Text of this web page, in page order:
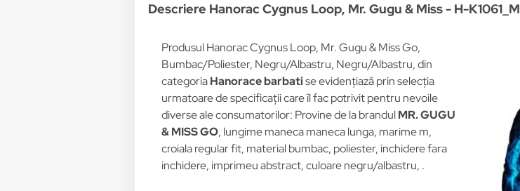
Descriere Hanorac Cygnus Loop, Mr. Gugu & Miss - H-K1061_M
Produsul Hanorac Cygnus Loop, Mr. Gugu & Miss Go,
Bumbac/Poliester, Negru/Albastru, Negru/Albastru, din
categoriaHanorace barbatise evidențiază prin selecția
urmatoare de specificații care îl fac potrivit pentru nevoile
diverse ale consumatorilor: Provine de la brandulMR. GUGU
& MISS GO, lungime maneca maneca lunga, marime m,
croiala regular fit, material bumbac, poliester, inchidere fara
inchidere, imprimeu abstract, culoare negru/albastru, .